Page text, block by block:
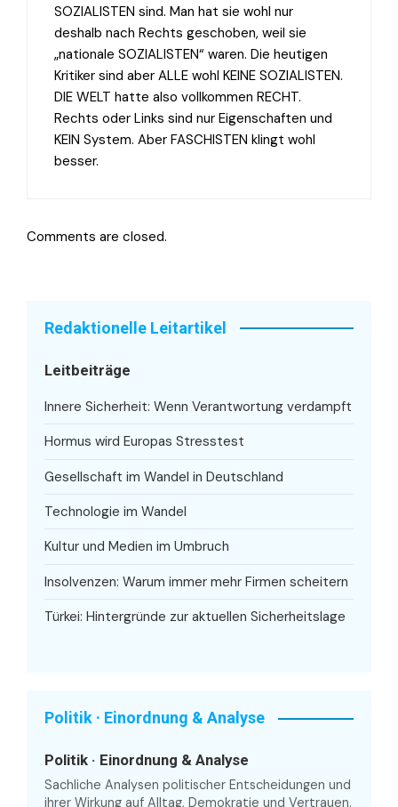
SOZIALISTEN sind. Man hat sie wohl nur
deshalb nach Rechts geschoben, weil sie
„nationale SOZIALISTEN“ waren. Die heutigen
Kritiker sind aber ALLE wohl KEINE SOZIALISTEN.
DIE WELT hatte also vollkommen RECHT.
Rechts oder Links sind nur Eigenschaften und
KEIN System. Aber FASCHISTEN klingt wohl
besser.
Comments are closed.
Redaktionelle Leitartikel
Leitbeiträge
Innere Sicherheit: Wenn Verantwortung verdampft
Hormus wird Europas Stresstest
Gesellschaft im Wandel in Deutschland
Technologie im Wandel
Kultur und Medien im Umbruch
Insolvenzen: Warum immer mehr Firmen scheitern
Türkei: Hintergründe zur aktuellen Sicherheitslage
Politik · Einordnung & Analyse
Politik · Einordnung & Analyse
Sachliche Analysen politischer Entscheidungen und
ihrer Wirkung auf Alltag, Demokratie und Vertrauen.